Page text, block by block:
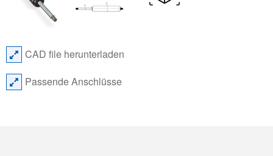
CAD file herunterladen
Passende Anschlüsse